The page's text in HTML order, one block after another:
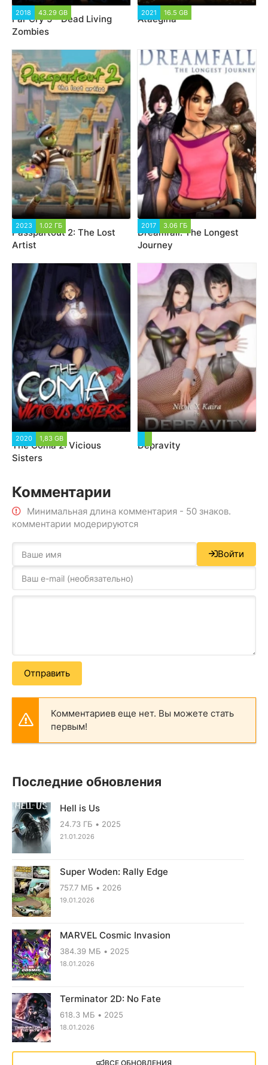
2018 43.29 GB
Far Cry 5 - Dead Living
Zombies
2021 16.5 GB
Ataegina
2023 1.02 ГБ
Passpartout 2: The Lost
Artist
2017 3.06 ГБ
Dreamfall: The Longest
Journey
2020 1,83 GB
The Coma 2: Vicious
Sisters
Depravity
Комментарии
Минимальная длина комментария - 50 знаков.
комментарии модерируются
Войти
Отправить
Комментариев еще нет. Вы можете стать
первым!
Последние обновления
Hell is Us
24.73 ГБ 2025
21.01.2026
Super Woden: Rally Edge
757.7 МБ 2026
19.01.2026
MARVEL Cosmic Invasion
384.39 МБ 2025
18.01.2026
Terminator 2D: No Fate
618.3 МБ 2025
18.01.2026
X4: Foundations (2018)
ВСЕ ОБНОВЛЕНИЯ